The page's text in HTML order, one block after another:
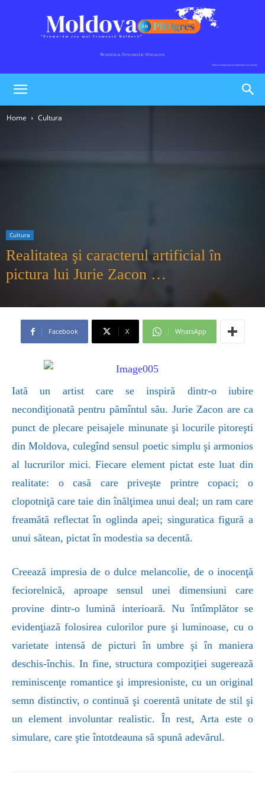
Home Cultura
Cultura
Realitatea şi caracterul artificial în
pictura lui Jurie Zacon …
Facebook X WhatsApp
Iată un artist care se inspiră dintr-o iubire
necondiţionată pentru pămîntul său. Jurie Zacon are ca
punct de plecare peisajele minunate şi locurile pitoreşti
din Moldova, culegînd sensul poetic simplu şi armonios
al lucrurilor mici. Fiecare element pictat este luat din
realitate: o casă care priveşte printre copaci; o
clopotniţă care taie din înălţimea unui deal; un ram care
freamătă reflectat în oglinda apei; singuratica figură a
unui sătean, pictat în modestia sa decentă.
Creează impresia de o dulce melancolie, de o inocenţă
feciorelnică, aproape sensul unei dimensiuni care
provine dintr-o lumină interioară. Nu întîmplător se
evidenţiază folosirea culorilor pure şi luminoase, cu o
varietate intensă de picturi în umbre şi în maniera
deschis-închis. In fine, structura compoziţiei sugerează
reminiscenţe romantice şi impresioniste, cu un original
semn distinctiv, o continuă şi coerentă unitate de stil şi
un element involuntar realistic. În rest, Arta este o
simulare, care ştie întotdeauna să spună adevărul.